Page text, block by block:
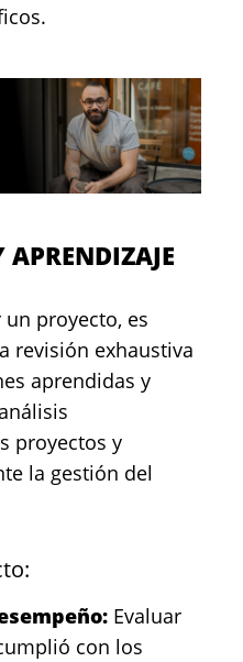
APRENDIZAJE
proyecto, es
revisión exhaustiva
aprendidas y
proyectos y
la gestión del
Evaluar
con los